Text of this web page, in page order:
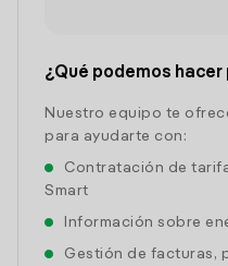
¿Qué podemos hacer
Nuestro equipo te
para ayudarte con:
Contratación de
Smart
Información sobre
Gestión de facturas,